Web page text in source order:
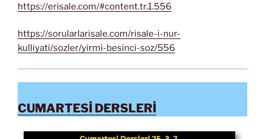
https://erisale.com/#content.tr.1.556
https://sorularlarisale.com/risale-i-nur-
kulliyati/sozler/yirmi-besinci-soz/556
CUMARTESİ DERSLERİ